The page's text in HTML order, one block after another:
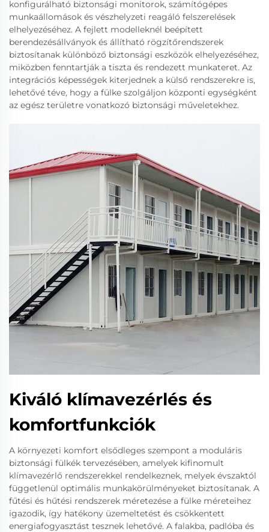
konfigurálható biztonsági monitorok, számítógépes
munkaállomások és vészhelyzeti reagáló felszerelések
elhelyezéséhez. A fejlett modelleknél beépített
berendezésállványok és állítható rögzítőrendszerek
biztosítanak különböző biztonsági eszközök elhelyezéséhez,
miközben fenntartják a tiszta és rendezett munkateret. Az
integrációs képességek kiterjednek a külső rendszerekre is,
lehetővé téve, hogy a fülke szolgáljon központi egységként
az egész területre vonatkozó biztonsági műveletekhez.
Kiváló klímavezérlés és
komfortfunkciók
A környezeti komfort elsődleges szempont a moduláris
biztonsági fülkék tervezésében, amelyek kifinomult
klímavezérlő rendszerekkel rendelkeznek, melyek évszaktól
függetlenül optimális munkakörülményeket biztosítanak. A
fűtési és hűtési rendszerek méretezése a fülke méreteihez
igazodik, így hatékony üzemeltetést és csökkentett
energiafogyasztást tesznek lehetővé. A falakba, padlóba és